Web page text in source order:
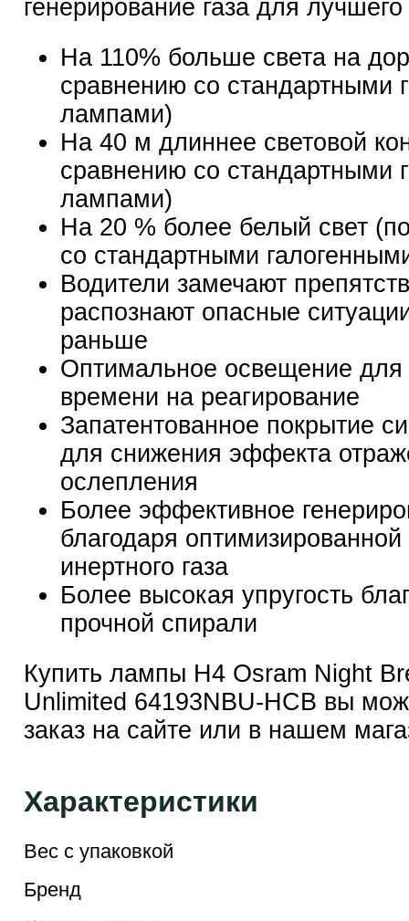
генерирование газа для лучшего
На 110% больше света на
сравнению со стандартными
лампами)
На 40 м длиннее световой
сравнению со стандартными
лампами)
На 20 % более белый свет
со стандартными
Водители замечают
распознают опасные
раньше
Оптимальное освещение для
времени на реагирование
Запатентованное покрытие
для снижения эффекта
ослепления
Более эффективное
благодаря
инертного газа
Более высокая упругость
прочной спирали
Купить лампы H4 Osram Night
Unlimited 64193NBU-HCB вы
заказ на сайте или в нашем
Характеристики
Вес с упаковкой
Бренд